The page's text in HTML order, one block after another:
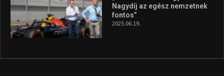
Nagydíj az egész nemzetnek
fontos”
2025.06.19.